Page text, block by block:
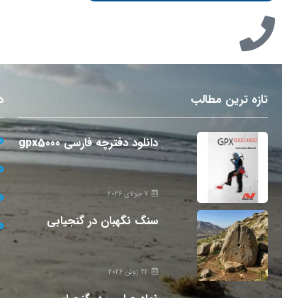
تازه ترین مطالب
دانلود دفترچه فارسی gpx5000
7 جولای 2026
سنگ نگهبان در گنجیابی
22 ژوئن 2026